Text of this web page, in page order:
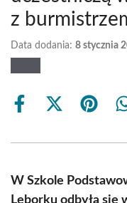
z
Data dodania: 8 stycznia
Share
Share
(Twitter)
Share
W Szkole
Lęborku odbyła